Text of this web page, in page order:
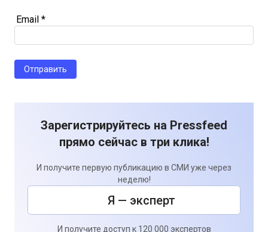
Email *
Зарегистрируйтесь на Pressfeed
прямо сейчас в три клика!
И получите первую публикацию в СМИ уже через
неделю!
Я — эксперт
И получите доступ к 120 000 экспертов